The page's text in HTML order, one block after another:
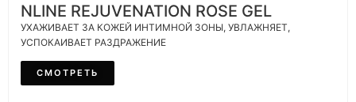
NLINE REJUVENATION ROSE GEL
УХАЖИВАЕТ ЗА КОЖЕЙ ИНТИМНОЙ ЗОНЫ, УВЛАЖНЯЕТ,
УСПОКАИВАЕТ РАЗДРАЖЕНИЕ
СМОТРЕТЬ